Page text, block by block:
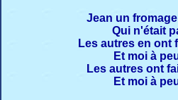
Jean un
Qui n'était
Les autres en ont
Et moi à
Les autres ont
Et moi à